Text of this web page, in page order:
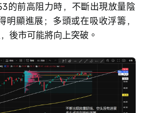
的前高阻力時，不斷出現放量陰
明顯進展；多頭或在吸收浮籌，
後市可能將向上突破。